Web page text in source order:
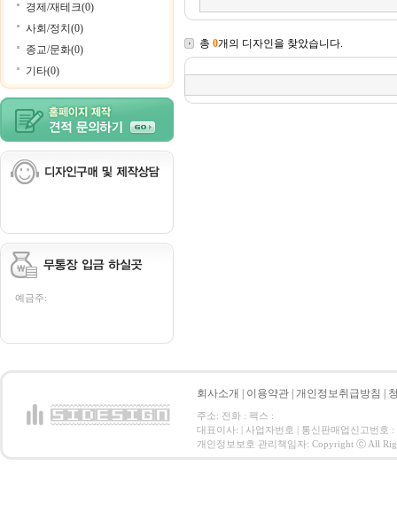
경제/재테크(0)
사회/정치(0)
종교/문화(0)
기타(0)
예금주:
총 0개의 디자인을 찾았습니다.
회사소개 이용약관 개인정보취급방침
주소: 전화 : 팩스 :
대표이사: | 사업자번호 | 통신판매업신고번호 :
개인정보보호 관리책임자: Copyright ⓒ All